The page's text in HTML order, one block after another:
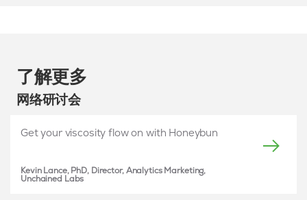
了解更多
网络研讨会
Get your viscosity flow on with Honeybun
Kevin Lance, PhD, Director, Analytics Marketing,
Unchained Labs